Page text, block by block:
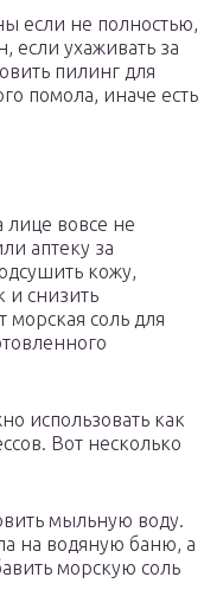
если не полностью,
если ухаживать за
пилинг для
помола, иначе есть
лице вовсе не
аптеку за
кожу,
и снизить
соль для
использовать как
Вот несколько
мыльную воду.
на водяную баню, а
морскую соль